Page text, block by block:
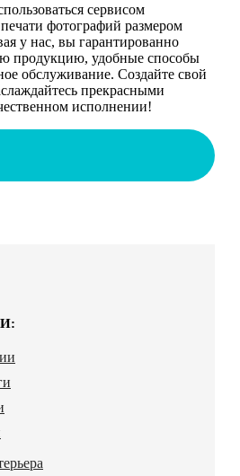
сервисом
фотографий размером
у нас, вы гарантированно
продукцию, удобные способы
обслуживание. Создайте свой
прекрасными
исполнении!